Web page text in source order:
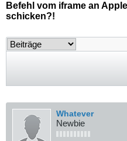
Befehl vom iframe an
schicken?!
Whatever
Newbie